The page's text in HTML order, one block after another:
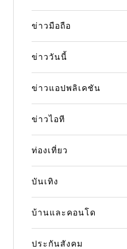
ข่าวมือถือ
ข่าววันนี้
ข่าวแอปพลิเคชัน
ข่าวไอที
ท่องเที่ยว
บันเทิง
บ้านและคอนโด
ประกันสังคม